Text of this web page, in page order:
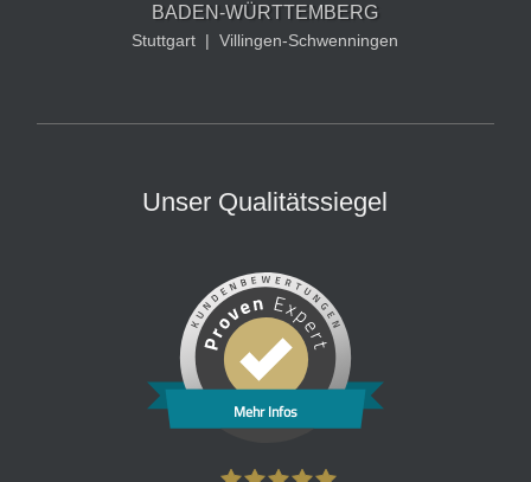
BADEN-WÜRTTEMBERG
Stuttgart | Villingen-Schwenningen
Unser Qualitätssiegel
Mehr Infos